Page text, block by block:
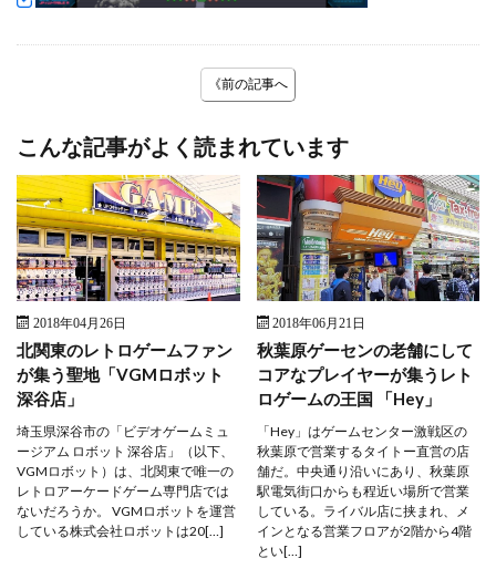
《前の記事へ
こんな記事がよく読まれています
2018年04月26日
北関東のレトロゲームファン
が集う聖地「VGMロボット
深谷店」
埼玉県深谷市の「ビデオゲームミュ
ージアム ロボット 深谷店」（以下、
VGMロボット）は、北関東で唯一の
レトロアーケードゲーム専門店では
ないだろうか。 VGMロボットを運営
している株式会社ロボットは20[…]
2018年06月21日
秋葉原ゲーセンの老舗にして
コアなプレイヤーが集うレト
ロゲームの王国 「Hey」
「Hey」はゲームセンター激戦区の
秋葉原で営業するタイトー直営の店
舗だ。中央通り沿いにあり、秋葉原
駅電気街口からも程近い場所で営業
している。ライバル店に挟まれ、メ
インとなる営業フロアが2階から4階
とい[…]